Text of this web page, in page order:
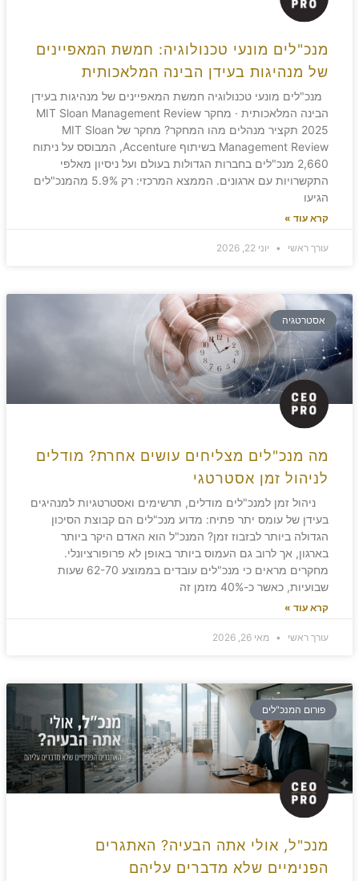
מנכ"לים מונעי טכנולוגיה: חמשת המאפיינים
של מנהיגות בעידן הבינה המלאכותית
מנכ"לים מונעי טכנולוגיה חמשת המאפיינים של מנהיגות בעידן
הבינה המלאכותית · מחקר MIT Sloan Management Review
2025 תקציר מנהלים מהו המחקר? מחקר של MIT Sloan
Management Review בשיתוף Accenture, המבוסס על ניתוח
2,660 מנכ"לים בחברות הגדולות בעולם ועל ניסיון מאלפי
התקשרויות עם ארגונים. הממצא המרכזי: רק 5.9% מהמנכ"לים
הגיעו
קרא עוד »
עורך ראשי יוני 22, 2026
אסטרטגיה
מה מנכ"לים מצליחים עושים אחרת? מודלים
לניהול זמן אסטרטגי
ניהול זמן למנכ"לים מודלים, תרשימים ואסטרטגיות למנהיגים
בעידן של עומס יתר פתיח: מדוע מנכ"לים הם קבוצת הסיכון
הגדולה ביותר לבזבוז זמן? המנכ"ל הוא האדם היקר ביותר
בארגון, אך לרוב גם העמוס ביותר באופן לא פרופורציונלי.
מחקרים מראים כי מנכ"לים עובדים בממוצע 62-70 שעות
שבועיות, כאשר כ-40% מזמן זה
קרא עוד »
עורך ראשי מאי 26, 2026
פורום המנכ"לים
מנכ"ל, אולי אתה הבעיה? האתגרים
הפנימיים שלא מדברים עליהם